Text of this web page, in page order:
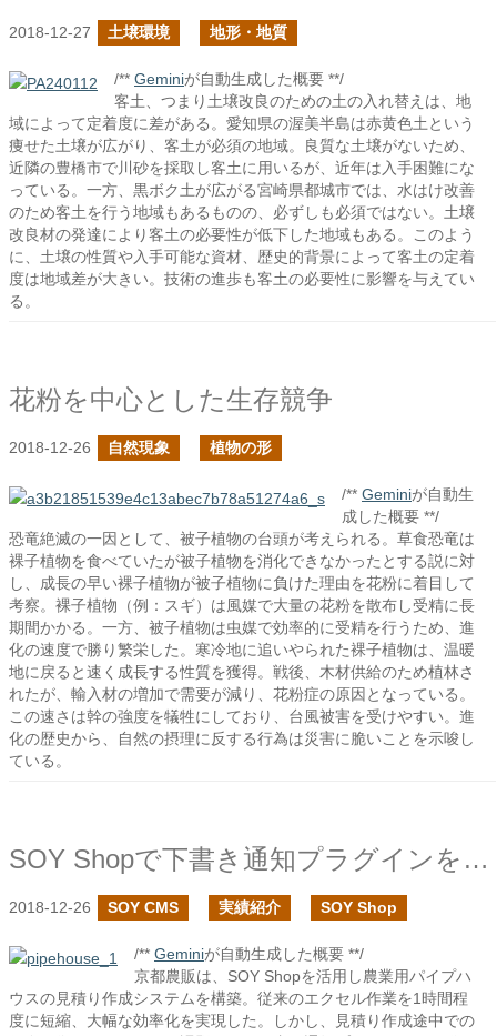
2018-12-27 土壌環境 地形・地質
/** Geminiが自動生成した概要 **/
客土、つまり土壌改良のための土の入れ替えは、地
域によって定着度に差がある。愛知県の渥美半島は赤黄色土という
痩せた土壌が広がり、客土が必須の地域。良質な土壌がないため、
近隣の豊橋市で川砂を採取し客土に用いるが、近年は入手困難にな
っている。一方、黒ボク土が広がる宮崎県都城市では、水はけ改善
のため客土を行う地域もあるものの、必ずしも必須ではない。土壌
改良材の発達により客土の必要性が低下した地域もある。このよう
に、土壌の性質や入手可能な資材、歴史的背景によって客土の定着
度は地域差が大きい。技術の進歩も客土の必要性に影響を与えてい
る。
花粉を中心とした生存競争
2018-12-26 自然現象 植物の形
/** Geminiが自動生
成した概要 **/
恐竜絶滅の一因として、被子植物の台頭が考えられる。草食恐竜は
裸子植物を食べていたが被子植物を消化できなかったとする説に対
し、成長の早い裸子植物が被子植物に負けた理由を花粉に着目して
考察。裸子植物（例：スギ）は風媒で大量の花粉を散布し受精に長
期間かかる。一方、被子植物は虫媒で効率的に受精を行うため、進
化の速度で勝り繁栄した。寒冷地に追いやられた裸子植物は、温暖
地に戻ると速く成長する性質を獲得。戦後、木材供給のため植林さ
れたが、輸入材の増加で需要が減り、花粉症の原因となっている。
この速さは幹の強度を犠牲にしており、台風被害を受けやすい。進
化の歴史から、自然の摂理に反する行為は災害に脆いことを示唆し
ている。
SOY Shopで下書き通知プラグインを作成しました
2018-12-26 SOY CMS 実績紹介 SOY Shop
/** Geminiが自動生成した概要 **/
京都農販は、SOY Shopを活用し農業用パイプハ
ウスの見積り作成システムを構築。従来のエクセル作業を1時間程
度に短縮、大幅な効率化を実現した。しかし、見積り作成途中での